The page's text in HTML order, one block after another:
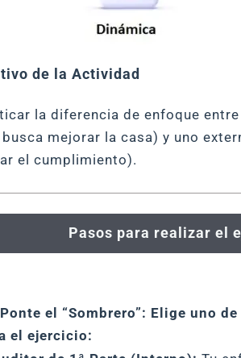
de la Actividad
la diferencia de enfoque
mejorar la casa) y uno
el cumplimiento).
Pasos para realizar el
el “Sombrero”: Elige uno
el ejercicio: